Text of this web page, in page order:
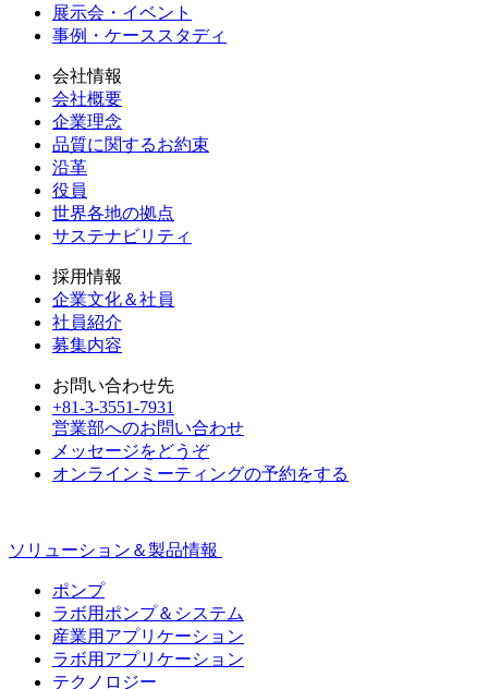
展示会・イベント
事例・ケーススタディ
会社情報
会社概要
企業理念
品質に関するお約束
沿革
役員
世界各地の拠点
サステナビリティ
採用情報
企業文化＆社員
社員紹介
募集内容
お問い合わせ先
+81-3-3551-7931
営業部へのお問い合わせ
メッセージをどうぞ
オンラインミーティングの予約をする
ソリューション＆製品情報
ポンプ
ラボ用ポンプ＆システム
産業用アプリケーション
ラボ用アプリケーション
テクノロジー